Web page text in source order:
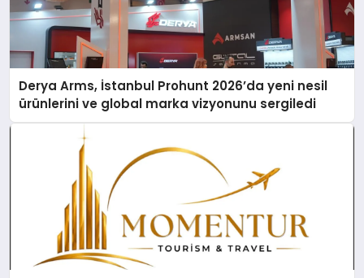
Derya Arms, İstanbul Prohunt 2026’da yeni nesil
ürünlerini ve global marka vizyonunu sergiledi